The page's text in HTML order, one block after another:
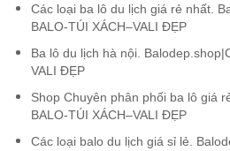
Các loại ba lô du lịch giá rẻ nhất.
BALO-TÚI XÁCH–VALI ĐẸP
Ba lô du lịch hà nội.
VALI ĐẸP
Shop Chuyên phân phối ba lô giá
BALO-TÚI XÁCH–VALI ĐẸP
Các loại balo du lịch giá sỉ lẻ.